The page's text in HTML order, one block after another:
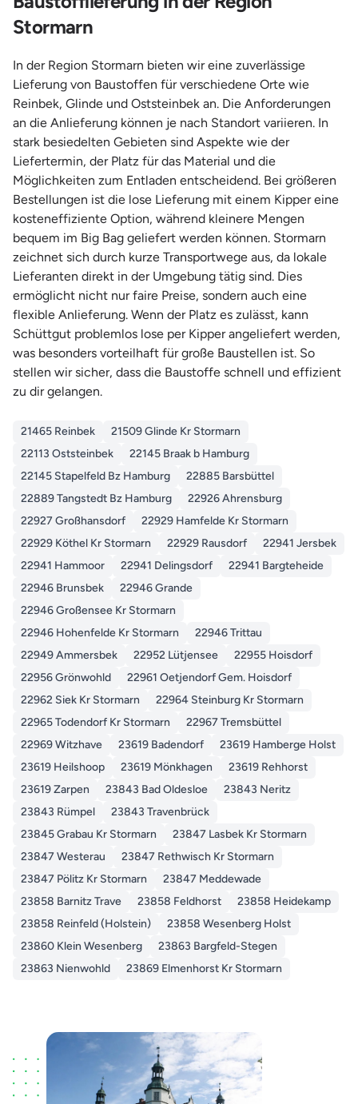
Stormarn
In der Region Stormarn bieten wir eine zuverlässige
Lieferung von Baustoffen für verschiedene Orte wie
Reinbek, Glinde und Oststeinbek an. Die Anforderungen
an die Anlieferung können je nach Standort variieren. In
stark besiedelten Gebieten sind Aspekte wie der
Liefertermin, der Platz für das Material und die
Möglichkeiten zum Entladen entscheidend. Bei größeren
Bestellungen ist die lose Lieferung mit einem Kipper eine
kosteneffiziente Option, während kleinere Mengen
bequem im Big Bag geliefert werden können. Stormarn
zeichnet sich durch kurze Transportwege aus, da lokale
Lieferanten direkt in der Umgebung tätig sind. Dies
ermöglicht nicht nur faire Preise, sondern auch eine
flexible Anlieferung. Wenn der Platz es zulässt, kann
Schüttgut problemlos lose per Kipper angeliefert werden,
was besonders vorteilhaft für große Baustellen ist. So
stellen wir sicher, dass die Baustoffe schnell und effizient
zu dir gelangen.
21465 Reinbek
21509 Glinde Kr Stormarn
22113 Oststeinbek
22145 Braak b Hamburg
22145 Stapelfeld Bz Hamburg
22885 Barsbüttel
22889 Tangstedt Bz Hamburg
22926 Ahrensburg
22927 Großhansdorf
22929 Hamfelde Kr Stormarn
22929 Köthel Kr Stormarn
22929 Rausdorf
22941 Jersbek
22941 Hammoor
22941 Delingsdorf
22941 Bargteheide
22946 Brunsbek
22946 Grande
22946 Großensee Kr Stormarn
22946 Hohenfelde Kr Stormarn
22946 Trittau
22949 Ammersbek
22952 Lütjensee
22955 Hoisdorf
22956 Grönwohld
22961 Oetjendorf Gem. Hoisdorf
22962 Siek Kr Stormarn
22964 Steinburg Kr Stormarn
22965 Todendorf Kr Stormarn
22967 Tremsbüttel
22969 Witzhave
23619 Badendorf
23619 Hamberge Holst
23619 Heilshoop
23619 Mönkhagen
23619 Rehhorst
23619 Zarpen
23843 Bad Oldesloe
23843 Neritz
23843 Rümpel
23843 Travenbrück
23845 Grabau Kr Stormarn
23847 Lasbek Kr Stormarn
23847 Westerau
23847 Rethwisch Kr Stormarn
23847 Pölitz Kr Stormarn
23847 Meddewade
23858 Barnitz Trave
23858 Feldhorst
23858 Heidekamp
23858 Reinfeld (Holstein)
23858 Wesenberg Holst
23860 Klein Wesenberg
23863 Bargfeld-Stegen
23863 Nienwohld
23869 Elmenhorst Kr Stormarn